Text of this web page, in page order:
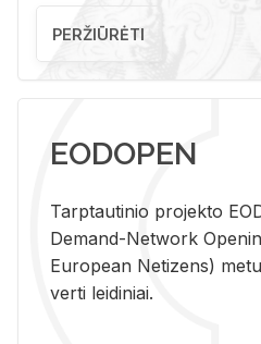
PERŽIŪRĖTI
EODOPEN
Tarp­tau­ti­nio pro­jek­to
De­mand-Ne­twork
Eu­ro­pe­an Ne­ti­zens)
ver­ti lei­di­niai.